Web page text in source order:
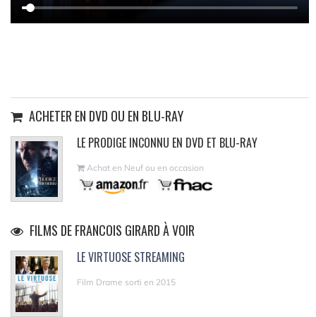
ACHETER EN DVD OU EN BLU-RAY
LE PRODIGE INCONNU EN DVD ET BLU-RAY
Achat en Neuf ou en occasion
FILMS DE FRANCOIS GIRARD À VOIR
LE VIRTUOSE STREAMING
Film Drame sorti en 2015